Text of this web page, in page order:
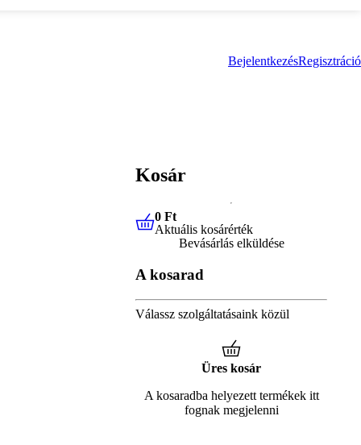
BejelentkezésRegisztráció
Kosár
0 FtAktuális kosárérték
0 Ft
Aktuális kosárérték
Bevásárlás elküldése
A kosarad
Válassz szolgáltatásaink közül
Üres kosár
A kosaradba helyezett termékek itt
fognak megjelenni